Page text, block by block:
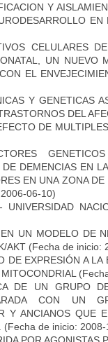
Y
CELULARES
UN NUEVO
EL
Y GENETICAS
DEL
DE
DEMENCIAS EN
EN UNA ZONA
06-10)
UNIVERSIDAD
UN MODELO DE
AKT (Fecha de inicio:
DE EXPRESIÓN A
DE UN GRUPO
CON UN
Y ANCIANOS QUE
(Fecha de inicio: 2008-